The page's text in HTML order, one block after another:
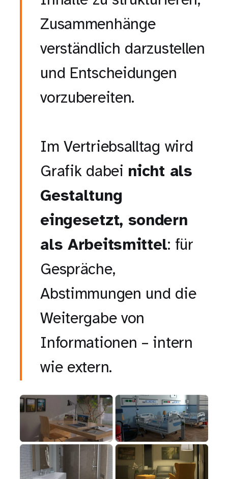
Zusammenhänge
verständlich darzustellen
und Entscheidungen
vorzubereiten.
Im Vertriebsalltag wird
Grafik dabei nicht als
Gestaltung
eingesetzt, sondern
als Arbeitsmittel: für
Gespräche,
Abstimmungen und die
Weitergabe von
Informationen – intern
wie extern.